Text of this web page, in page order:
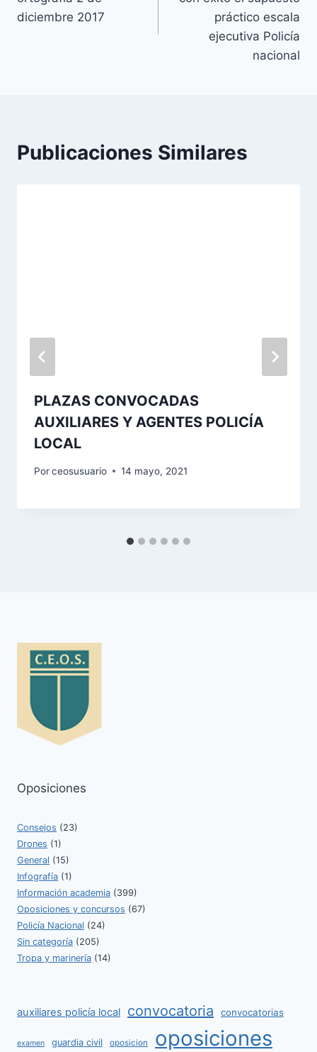
entradas
diciembre 2017
práctico escala
ejecutiva Policía
nacional
Publicaciones Similares
PLAZAS CONVOCADAS
AUXILIARES Y AGENTES POLICÍA
LOCAL
Porceosusuario 14 mayo, 2021
Oposiciones
Consejos (23)
Drones (1)
General (15)
Infografía (1)
Información academia (399)
Oposiciones y concursos (67)
Policía Nacional (24)
Sin categoría (205)
Tropa y marinería (14)
auxiliares policía local convocatoria convocatorias
examen guardia civil oposicion oposiciones